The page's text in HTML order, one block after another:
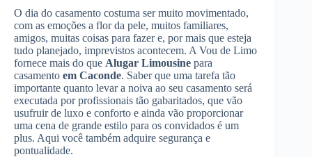
O dia do casamento costuma ser muito movimentado,
com as emoções a flor da pele, muitos familiares,
amigos, muitas coisas para fazer e, por mais que esteja
tudo planejado, imprevistos acontecem. A Vou de Limo
fornece mais do que Alugar Limousine para
casamento em Caconde. Saber que uma tarefa tão
importante quanto levar a noiva ao seu casamento será
executada por profissionais tão gabaritados, que vão
usufruir de luxo e conforto e ainda vão proporcionar
uma cena de grande estilo para os convidados é um
plus. Aqui você também adquire segurança e
pontualidade.